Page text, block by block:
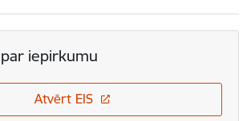
iepirkumu
Atvērt EIS